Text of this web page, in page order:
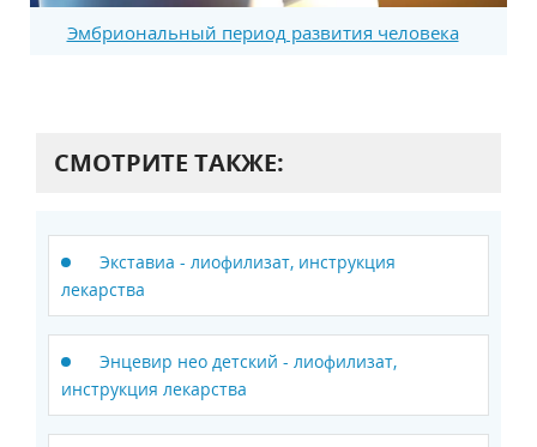
Эмбриональный период развития человека
СМОТРИТЕ ТАКЖЕ:
Экставиа - лиофилизат, инструкция
лекарства
Энцевир нео детский - лиофилизат,
инструкция лекарства